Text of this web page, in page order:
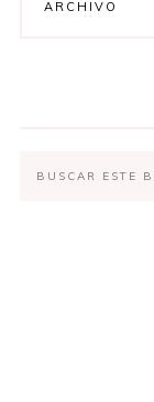
ARCHIVO